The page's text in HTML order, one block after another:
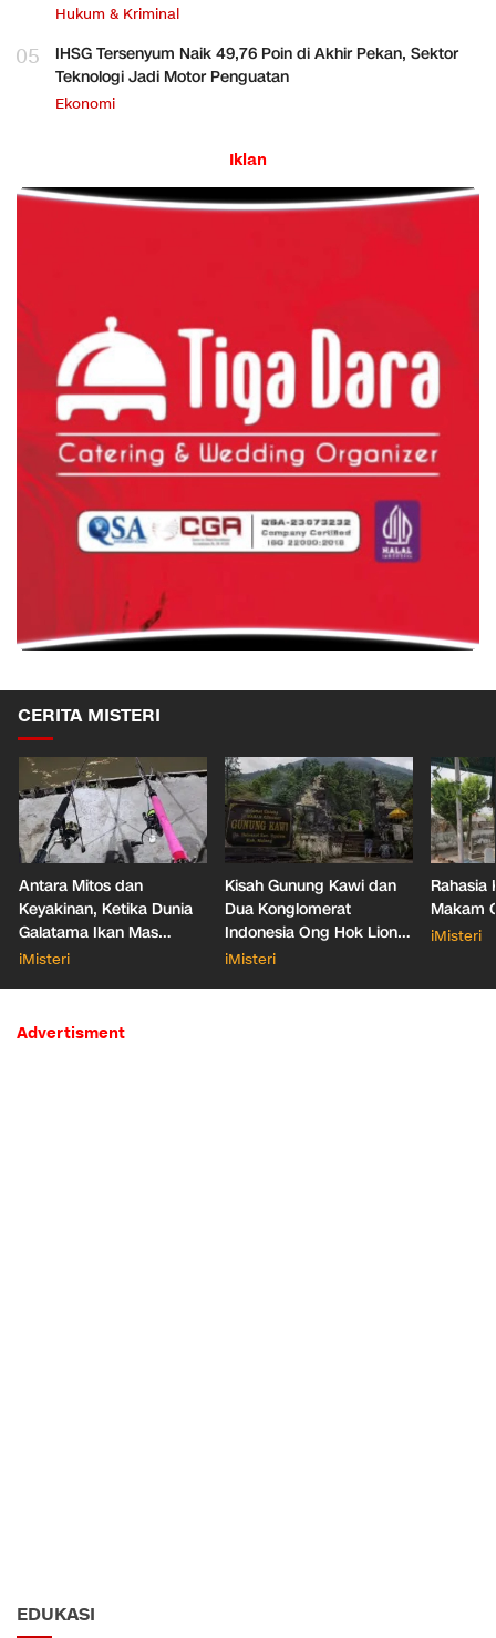
Hukum & Kriminal
05
IHSG Tersenyum Naik 49,76 Poin di Akhir Pekan, Sektor
Teknologi Jadi Motor Penguatan
Ekonomi
Iklan
CERITA MISTERI
Antara Mitos dan
Keyakinan, Ketika Dunia
Galatama Ikan Mas
Bersentuhan dengan Hal
iMisteri
Kisah Gunung Kawi dan
Dua Konglomerat
Indonesia Ong Hok Liong
hingga Liem Sioe Liong
iMisteri
Rahasia
Makam
iMisteri
Advertisment
EDUKASI